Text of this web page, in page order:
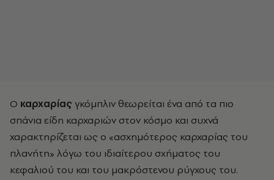
Ο καρχαρίας γκόμπλιν θεωρείται ένα από τα πιο
σπάνια είδη καρχαριών στον κόσμο και συχνά
χαρακτηρίζεται ως ο «ασχημότερος καρχαρίας του
πλανήτη» λόγω του ιδιαίτερου σχήματος του
κεφαλιού του και του μακρόστενου ρύγχους του.